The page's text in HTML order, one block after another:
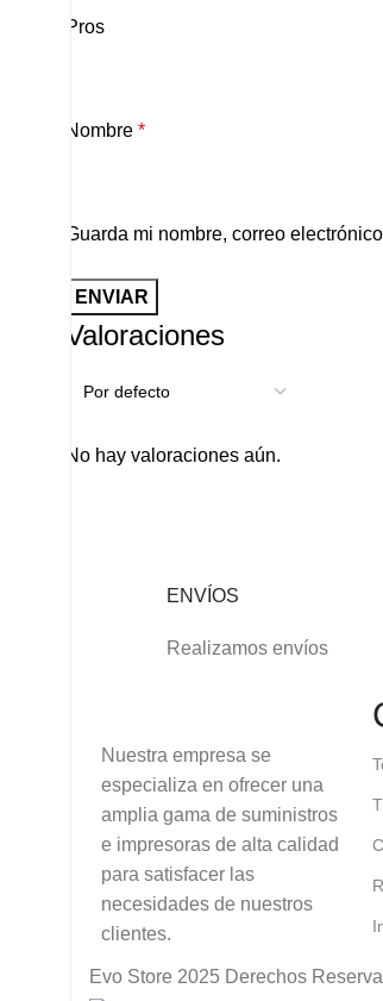
Valoraciones
No hay valoraciones aún.
Pros
Nombre *
Guarda mi nombre, correo
ENVÍOS
Realizamos envíos
Nuestra empresa se
especializa en ofrecer una
amplia gama de suministros
e impresoras de alta calidad
para satisfacer las
necesidades de nuestros
clientes.
Evo Store 2025 Derechos